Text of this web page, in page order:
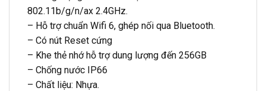
802.11b/g/n/ax 2.4GHz.
– Hỗ trợ chuẩn Wifi 6, ghép nối qua Bluetooth.
– Có nút Reset cứng
– Khe thẻ nhớ hỗ trợ dung lượng đến 256GB
– Chống nước IP66
– Chất liệu: Nhựa.